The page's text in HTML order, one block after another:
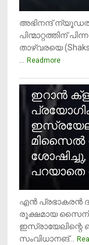
അഭിനന്ദ്
പിന്മാറ്റത്തിന്
താഴ്‌വരയെ
Readmore
ഇറാന്‍
മിസൈല്‍
ശോഷിച്ചു,
പറയാതെ
എന്‍ പ്രഭാകരന്‍
രൂക്ഷമായ
ഇസ്രായേലിന്റെ
സംവിധാനങ്...